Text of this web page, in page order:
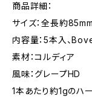
商品詳細：
サイズ：全長約
内容量：5本入、
素材：コルディア
風味：グレープHD
1本あたり約1gのハ